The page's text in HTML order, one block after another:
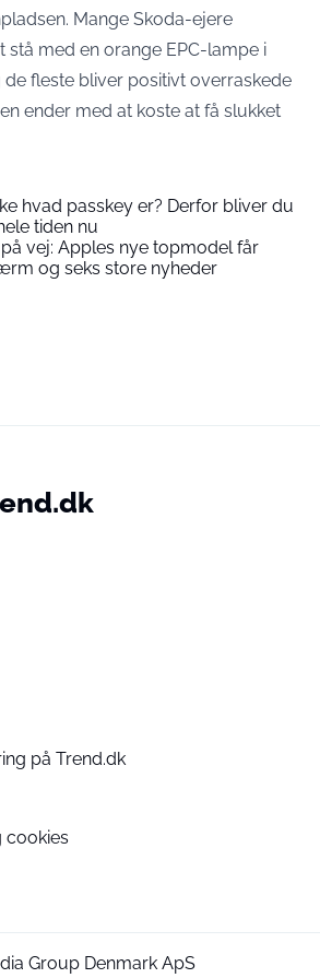
Mange Skoda-ejere
stå med en orange EPC-lampe i
fleste bliver positivt overraskede
ender med at koste at få slukket
hvad passkey er? Derfor bliver du
tiden nu
vej: Apples nye topmodel får
og seks store nyheder
på Trend.dk
cookies
Group Denmark ApS